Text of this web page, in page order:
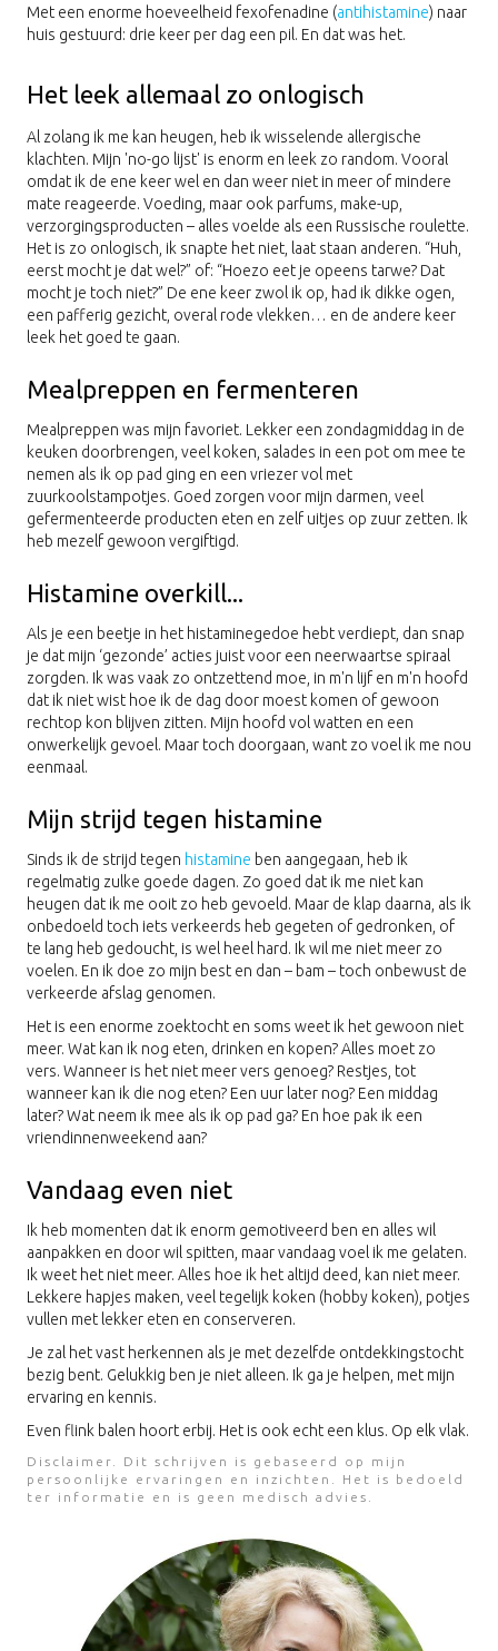
Met een enorme hoeveelheid fexofenadine (antihistamine) naar
huis gestuurd: drie keer per dag een pil. En dat was het.
Het leek allemaal zo onlogisch
Al zolang ik me kan heugen, heb ik wisselende allergische
klachten. Mijn 'no-go lijst' is enorm en leek zo random. Vooral
omdat ik de ene keer wel en dan weer niet in meer of mindere
mate reageerde. Voeding, maar ook parfums, make-up,
verzorgingsproducten – alles voelde als een Russische roulette.
Het is zo onlogisch, ik snapte het niet, laat staan anderen. “Huh,
eerst mocht je dat wel?” of: “Hoezo eet je opeens tarwe? Dat
mocht je toch niet?” De ene keer zwol ik op, had ik dikke ogen,
een pafferig gezicht, overal rode vlekken… en de andere keer
leek het goed te gaan.
Mealpreppen en fermenteren
Mealpreppen was mijn favoriet. Lekker een zondagmiddag in de
keuken doorbrengen, veel koken, salades in een pot om mee te
nemen als ik op pad ging en een vriezer vol met
zuurkoolstampotjes. Goed zorgen voor mijn darmen, veel
gefermenteerde producten eten en zelf uitjes op zuur zetten. Ik
heb mezelf gewoon vergiftigd.
Histamine overkill...
Als je een beetje in het histaminegedoe hebt verdiept, dan snap
je dat mijn ‘gezonde’ acties juist voor een neerwaartse spiraal
zorgden. Ik was vaak zo ontzettend moe, in m'n lijf en m'n hoofd
dat ik niet wist hoe ik de dag door moest komen of gewoon
rechtop kon blijven zitten. Mijn hoofd vol watten en een
onwerkelijk gevoel. Maar toch doorgaan, want zo voel ik me nou
eenmaal.
Mijn strijd tegen histamine
Sinds ik de strijd tegen histamine ben aangegaan, heb ik
regelmatig zulke goede dagen. Zo goed dat ik me niet kan
heugen dat ik me ooit zo heb gevoeld. Maar de klap daarna, als ik
onbedoeld toch iets verkeerds heb gegeten of gedronken, of
te lang heb gedoucht, is wel heel hard. Ik wil me niet meer zo
voelen. En ik doe zo mijn best en dan – bam – toch onbewust de
verkeerde afslag genomen.
Het is een enorme zoektocht en soms weet ik het gewoon niet
meer. Wat kan ik nog eten, drinken en kopen? Alles moet zo
vers. Wanneer is het niet meer vers genoeg? Restjes, tot
wanneer kan ik die nog eten? Een uur later nog? Een middag
later? Wat neem ik mee als ik op pad ga? En hoe pak ik een
vriendinnenweekend aan?
Vandaag even niet
Ik heb momenten dat ik enorm gemotiveerd ben en alles wil
aanpakken en door wil spitten, maar vandaag voel ik me gelaten.
Ik weet het niet meer. Alles hoe ik het altijd deed, kan niet meer.
Lekkere hapjes maken, veel tegelijk koken (hobby koken), potjes
vullen met lekker eten en conserveren.
Je zal het vast herkennen als je met dezelfde ontdekkingstocht
bezig bent. Gelukkig ben je niet alleen. Ik ga je helpen, met mijn
ervaring en kennis.
Even flink balen hoort erbij. Het is ook echt een klus. Op elk vlak.
Disclaimer. Dit schrijven is gebaseerd op mijn
persoonlijke ervaringen en inzichten. Het is bedoeld
ter informatie en is geen medisch advies.